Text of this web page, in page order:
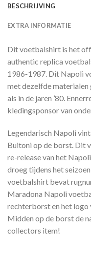
BESCHRIJVING
EXTRA INFORMATIE
Dit voetbalshirt is het
authentic replica
1986-1987. Dit Napoli
met dezelfde
als in de jaren ’80.
kledingsponsor van
Legendarisch Napoli
Buitoni op de borst. Dit
re-release van het
droeg tijdens het
voetbalshirt bevat
Maradona Napoli
rechterborst en het logo
Midden op de borst de
collectors item!